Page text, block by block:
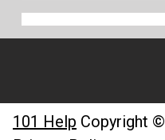
101 Help Copyright ©